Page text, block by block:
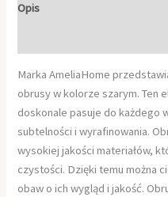
Opis
Marka AmeliaHome
obrusy w kolorze szarym. Ten
doskonale pasuje do każdego
subtelności i wyrafinowania.
wysokiej jakości materiałów,
czystości. Dzięki temu można
obaw o ich wygląd i jakość.